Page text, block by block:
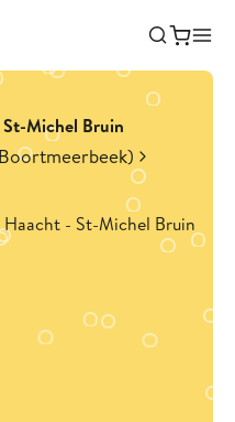
Michel Bruin